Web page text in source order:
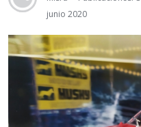
junio 2020